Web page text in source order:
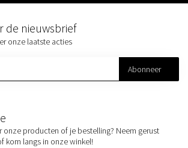
onze producten of je bestelling? Neem gerust
kom langs in onze winkel!
de nieuwsbrief
onze laatste acties
Abonneer